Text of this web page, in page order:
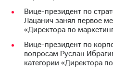
Вице-президент по
Лацанич занял первое
«Директора по
Вице-президент по
вопросам Руслан
категории «Директора